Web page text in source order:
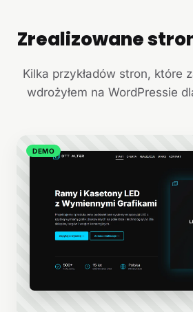
Zrealizowane
Kilka przykładów stron, które
wdrożyłem na WordPressie
DEMO